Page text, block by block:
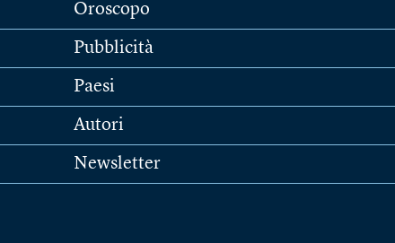
Oroscopo
Pubblicità
Paesi
Autori
Newsletter